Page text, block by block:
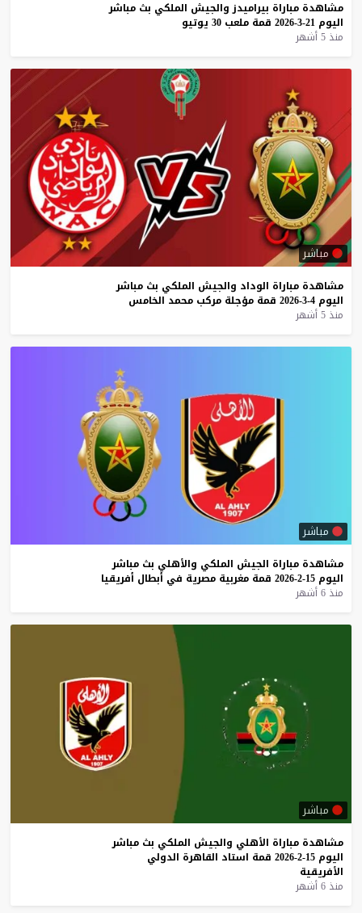
مشاهدة مباراة بيراميدز والجيش الملكي بث مباشر
اليوم 21-3-2026 قمة ملعب 30 يوتيو
منذ 5 أشهر
مباشر
مشاهدة مباراة الوداد والجيش الملكي بث مباشر
اليوم 4-3-2026 قمة مؤجلة مركب محمد الخامس
منذ 5 أشهر
مباشر
مشاهدة مباراة الجيش الملكي والأهلي بث مباشر
اليوم 15-2-2026 قمة مغربية مصرية في أبطال أفريقيا
منذ 6 أشهر
مباشر
مشاهدة مباراة الأهلي والجيش الملكي بث مباشر
اليوم 15-2-2026 قمة استاد القاهرة الدولي
الأفريقية
منذ 6 أشهر